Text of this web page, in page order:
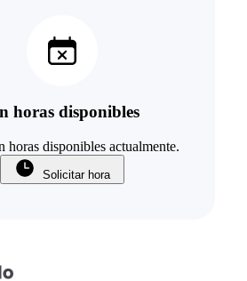
horas disponibles
horas disponibles actualmente.
Solicitar hora